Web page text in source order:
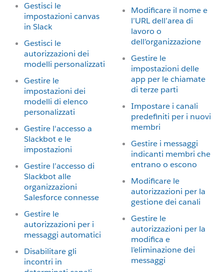
Gestisci le
impostazioni canvas
in Slack
Gestisci le
autorizzazioni dei
modelli personalizzati
Gestire le
impostazioni dei
modelli di elenco
personalizzati
Gestire l'accesso a
Slackbot e le
impostazioni
Gestire l’accesso di
Slackbot alle
organizzazioni
Salesforce connesse
Gestire le
autorizzazioni per i
messaggi automatici
Disabilitare gli
incontri in
Modificare il nome e
l’URL dell’area di
lavoro o
dell’organizzazione
Gestire le
impostazioni delle
app per le chiamate
di terze parti
Impostare i canali
predefiniti per i nuovi
membri
Gestire i messaggi
indicanti membri che
entrano o escono
Modificare le
autorizzazioni per la
gestione dei canali
Gestire le
autorizzazioni per la
modifica e
l’eliminazione dei
messaggi